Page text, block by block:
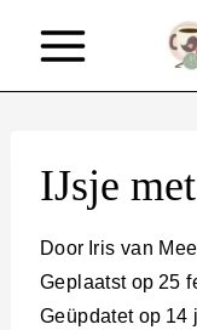
IJsje
Door Iris van
Geplaatst op 25
Geüpdatet op 14